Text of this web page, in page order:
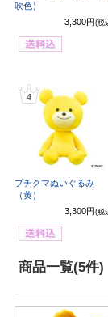
吹色）
3,300円 (税
4
プチクマぬいぐるみ
（黄）
3,300円 (税
商品一覧(5件)